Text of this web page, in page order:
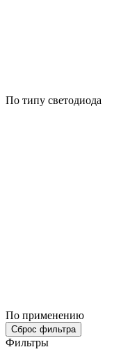
По типу светодиода
По применению
Сброс фильтра
Фильтры